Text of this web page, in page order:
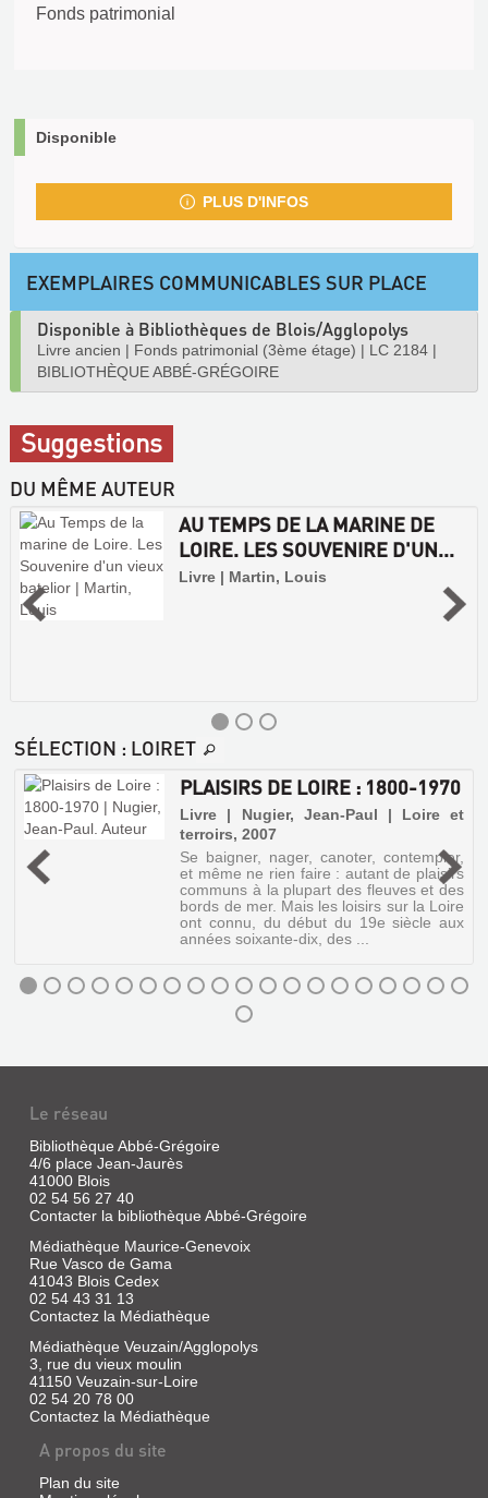
Fonds patrimonial
Disponible
PLUS D'INFOS
EXEMPLAIRES COMMUNICABLES SUR PLACE
Disponible à Bibliothèques de Blois/Agglopolys
Livre ancien | Fonds patrimonial (3ème étage) | LC 2184 |
BIBLIOTHÈQUE ABBÉ-GRÉGOIRE
Suggestions
DU MÊME AUTEUR
AU TEMPS DE LA MARINE DE
LOIRE. LES SOUVENIRE D'UN...
Livre | Martin, Louis
TEMPS
LA
MARINE
DE
LOIRE.
LES
SOUVENIRE
D'UN...
Martin,
Louis
SÉLECTION : LOIRET
PLAISIRS DE LOIRE : 1800-1970
Livre | Nugier, Jean-Paul | Loire et
terroirs, 2007
Se baigner, nager, canoter, contempler,
et même ne rien faire : autant de plaisirs
communs à la plupart des fleuves et des
bords de mer. Mais les loisirs sur la Loire
ont connu, du début du 19e siècle aux
années soixante-dix, des ...
PLAISIRS
DE
LOIRE
:
1800-
1970
Livre
|
Nugier,
Paul
Loire
Le réseau
Bibliothèque Abbé-Grégoire
4/6 place Jean-Jaurès
41000 Blois
02 54 56 27 40
Contacter la bibliothèque Abbé-Grégoire
Médiathèque Maurice-Genevoix
Rue Vasco de Gama
41043 Blois Cedex
02 54 43 31 13
Contactez la Médiathèque
Médiathèque Veuzain/Agglopolys
3, rue du vieux moulin
41150 Veuzain-sur-Loire
02 54 20 78 00
Contactez la Médiathèque
A propos du site
Plan du site